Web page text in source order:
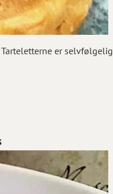
er selvfølgelig